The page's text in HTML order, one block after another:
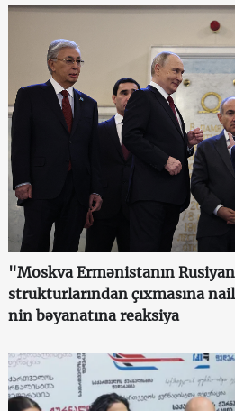
"Moskva Ermənistanın
strukturlarından çıxmasına
nin bəyanatına reaksiya